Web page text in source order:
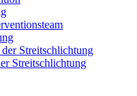
Streitschlichtung
Streitschlichtung